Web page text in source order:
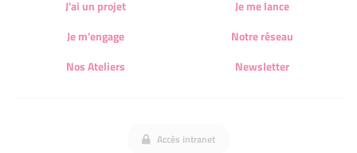
J'ai un projet
Je me lance
Je m'engage
Notre réseau
Nos Ateliers
Newsletter
Accès intranet